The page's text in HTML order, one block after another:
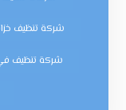
شركة تنظيف
شركة تنظيف في